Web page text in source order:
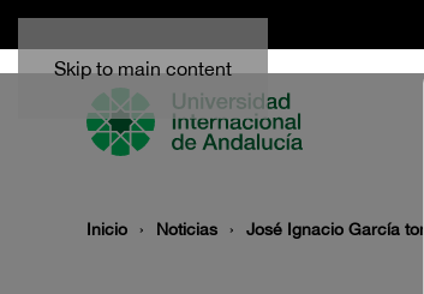
Skip to main content
Inicio Noticias José Ignacio García